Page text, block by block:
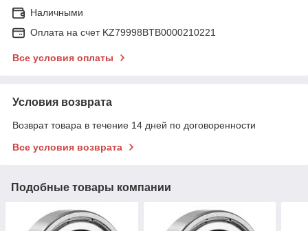
Наличными
Оплата на счет KZ79998BTB0000210221
Все условия оплаты
Условия возврата
Возврат товара в течение 14 дней по договоренности
Все условия возврата
Подобные товары компании